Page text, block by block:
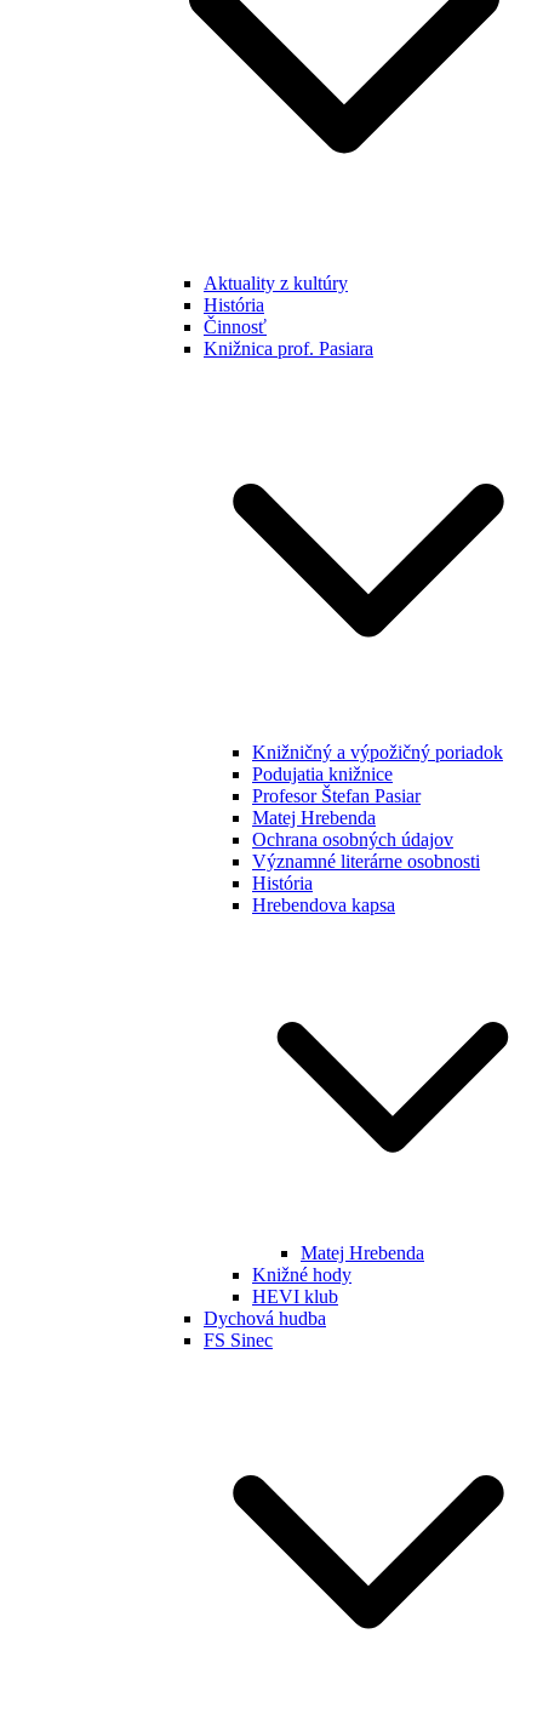
Aktuality z kultúry
História
Činnosť
Knižnica prof. Pasiara
Knižničný a výpožičný poriadok
Podujatia knižnice
Profesor Štefan Pasiar
Matej Hrebenda
Ochrana osobných údajov
Významné literárne osobnosti
História
Hrebendova kapsa
Matej Hrebenda
Knižné hody
HEVI klub
Dychová hudba
FS Sinec